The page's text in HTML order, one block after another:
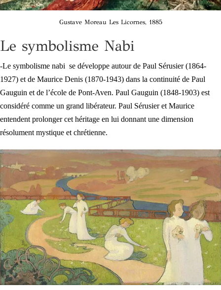
Gustave Moreau Les Licornes, 1885
Le symbolisme Nabi
-Le symbolisme nabi se développe autour de Paul Sérusier (1864-
1927) et de Maurice Denis (1870-1943) dans la continuité de Paul
Gauguin et de l’école de Pont-Aven. Paul Gauguin (1848-1903) est
considéré comme un grand libérateur. Paul Sérusier et Maurice
entendent prolonger cet héritage en lui donnant une dimension
résolument mystique et chrétienne.